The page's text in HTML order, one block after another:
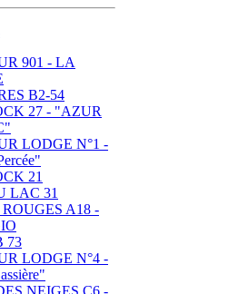
901 - LA
B2-54
27 - "AZUR
LODGE N°1 -
21
LAC 31
A18 -
73
LODGE N°4 -
NEIGES C6 -